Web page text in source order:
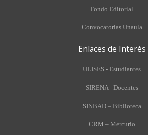
Fondo Editorial
Convocatorias Unaula
Enlaces de Interés
ULISES - Estudiantes
SIRENA - Docentes
SINBAD – Biblioteca
CRM – Mercurio